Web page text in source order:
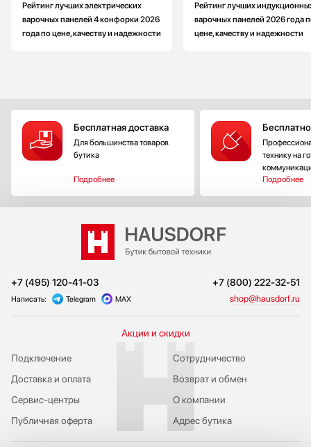
Рейтинг лучших электрических
варочных панелей 4 конфорки 2026
года по цене, качеству и надежности
Рейтинг лучших
варочных панелей 2026 года
цене, качеству и надежности
Бесплатная доставка
Для большинства товаров
бутика
Подробнее
технику на
Подробнее
+7 (495) 120-41-03 +7 (800) 222-32-51
Написать: Telegram MAX shop@hausdorf.ru
Акции и скидки
Подключение
Публичная оферта
Сервис-центры
Доставка и оплата
Сотрудничество
Возврат и обмен
О компании
Адрес бутика